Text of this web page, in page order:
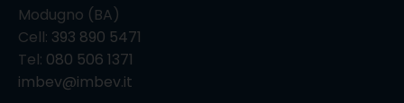
Modugno (BA)
Cell: 393 890 5471
Tel: 080 506 1371
imbev@imbev.it